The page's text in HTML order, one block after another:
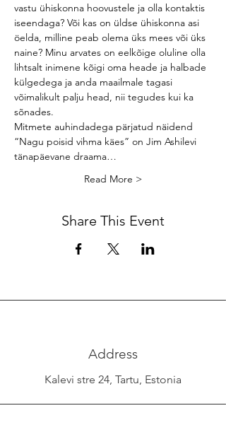
vastu ühiskonna hoovustele ja olla kontaktis
iseendaga? Või kas on üldse ühiskonna asi
öelda, milline peab olema üks mees või üks
naine? Minu arvates on eelkõige oluline olla
lihtsalt inimene kõigi oma heade ja halbade
külgedega ja anda maailmale tagasi
võimalikult palju head, nii tegudes kui ka
sõnades.
Mitmete auhindadega pärjatud näidend
“Nagu poisid vihma käes” on Jim Ashilevi
tänapäevane draama…
Read More >
Share This Event
Address
Kalevi stre 24, Tartu, Estonia